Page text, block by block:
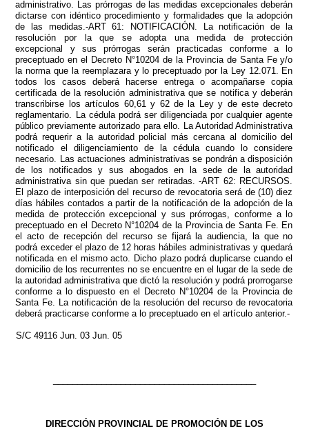
administrativo. Las prórrogas de las medidas excepcionales deberán
dictarse con idéntico procedimiento y formalidades que la adopción
de las medidas.-ART 61: NOTIFICACIÓN. La notificación de la
resolución por la que se adopta una medida de protección
excepcional y sus prórrogas serán practicadas conforme a lo
preceptuado en el Decreto N°10204 de la Provincia de Santa Fe y/o
la norma que la reemplazara y lo preceptuado por la Ley 12.071. En
todos los casos deberá hacerse entrega o acompañarse copia
certificada de la resolución administrativa que se notifica y deberán
transcribirse los artículos 60,61 y 62 de la Ley y de este decreto
reglamentario. La cédula podrá ser diligenciada por cualquier agente
público previamente autorizado para ello. La Autoridad Administrativa
podrá requerir a la autoridad policial más cercana al domicilio del
notificado el diligenciamiento de la cédula cuando lo considere
necesario. Las actuaciones administrativas se pondrán a disposición
de los notificados y sus abogados en la sede de la autoridad
administrativa sin que puedan ser retiradas. -ART 62: RECURSOS.
El plazo de interposición del recurso de revocatoria será de (10) diez
días hábiles contados a partir de la notificación de la adopción de la
medida de protección excepcional y sus prórrogas, conforme a lo
preceptuado en el Decreto N°10204 de la Provincia de Santa Fe. En
el acto de recepción del recurso se fijará la audiencia, la que no
podrá exceder el plazo de 12 horas hábiles administrativas y quedará
notificada en el mismo acto. Dicho plazo podrá duplicarse cuando el
domicilio de los recurrentes no se encuentre en el lugar de la sede de
la autoridad administrativa que dictó la resolución y podrá prorrogarse
conforme a lo dispuesto en el Decreto N°10204 de la Provincia de
Santa Fe. La notificación de la resolución del recurso de revocatoria
deberá practicarse conforme a lo preceptuado en el artículo anterior.-
S/C 49116 Jun. 03 Jun. 05
DIRECCIÓN PROVINCIAL DE PROMOCIÓN DE LOS